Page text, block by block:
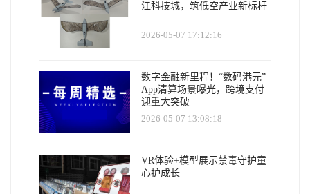
江科技城，筑低空产业新标杆
2026-05-07 17:12:16
数字金融新里程！“数码港元”
App清算场景曝光，跨境支付
迎重大突破
2026-05-07 13:08:18
VR体验+模型展示禁毒守护童
心护成长